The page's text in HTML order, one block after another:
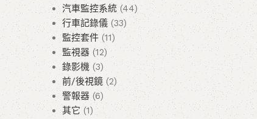
汽車監控系統 44
行車記錄儀 33
監控套件 11
監視器 12
錄影機 3
前/後視鏡 2
警報器 6
其它
1